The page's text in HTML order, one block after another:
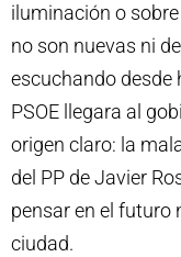
iluminación o
no son nuevas ni
escuchando desde
PSOE llegara al
origen claro: la
del PP de Javier
pensar en el futuro
ciudad.